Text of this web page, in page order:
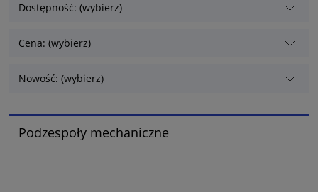
Dostępność: (wybierz)
Cena: (wybierz)
Nowość: (wybierz)
Podzespoły mechaniczne